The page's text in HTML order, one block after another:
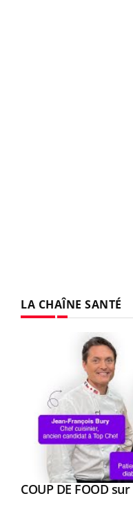
LA CHAÎNE SANTÉ
Youtube
COUP DE FOOD